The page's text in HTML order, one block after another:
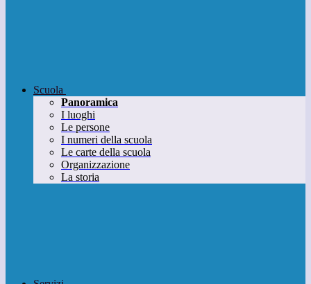
Scuola
Panoramica
I luoghi
Le persone
I numeri della scuola
Le carte della scuola
Organizzazione
La storia